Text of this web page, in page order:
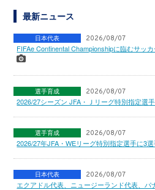
最新ニュース
日本代表 2026/08/07
FIFAe Continental Championshipに臨むサッ
選手育成 2026/08/07
2026/27シーズン JFA・Ｊリーグ特別指定選
選手育成 2026/08/07
2026/27年JFA・WEリーグ特別指定選手に3
日本代表 2026/08/07
エクアドル代表、ニュージーランド代表、パ